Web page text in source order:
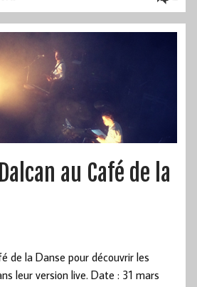
au Café de la
de la Danse pour découvrir les
leur version live. Date : 31 mars